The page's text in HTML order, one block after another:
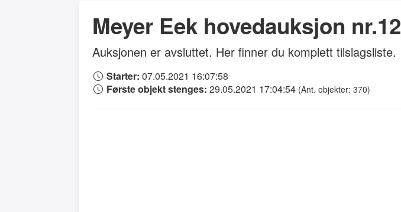
Meyer Eek hovedauksjon nr.12
Auksjonen er avsluttet. Her finner du komplett tilslagsliste.
Starter: 07.05.2021 16:07:58
Første objekt stenges: 29.05.2021 17:04:54 (Ant. objekter: 370)